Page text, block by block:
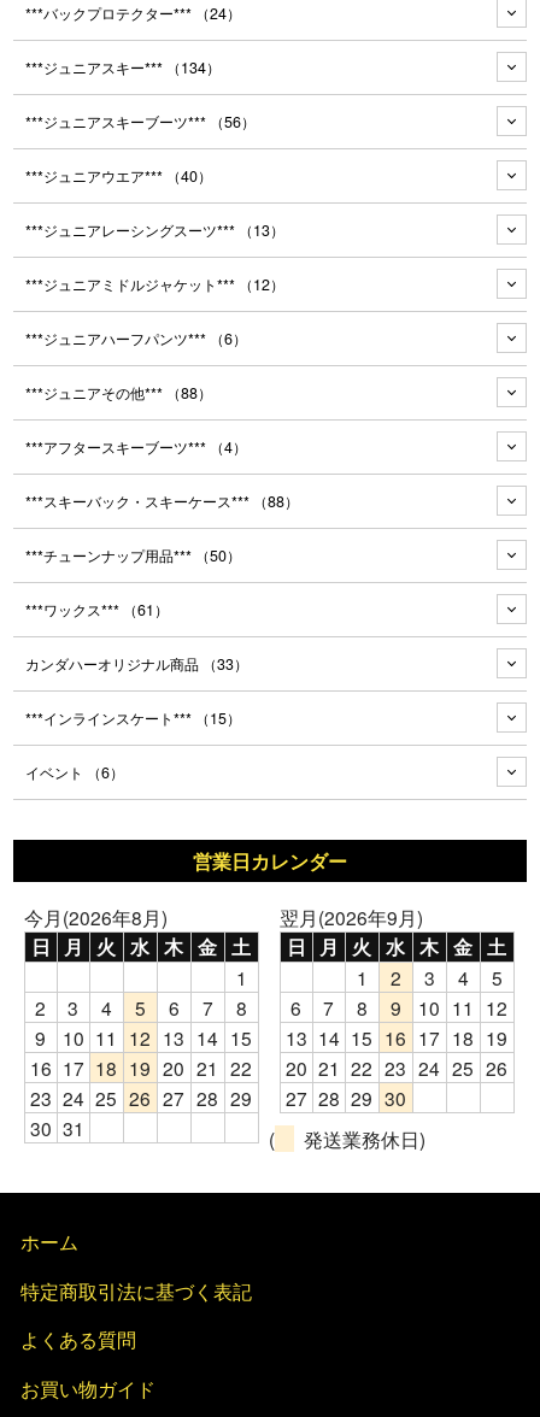
***バックプロテクター*** （24）
***ジュニアスキー*** （134）
***ジュニアスキーブーツ*** （56）
***ジュニアウエア*** （40）
***ジュニアレーシングスーツ*** （13）
***ジュニアミドルジャケット*** （12）
***ジュニアハーフパンツ*** （6）
***ジュニアその他*** （88）
***アフタースキーブーツ*** （4）
***スキーバック・スキーケース*** （88）
***チューンナップ用品*** （50）
***ワックス*** （61）
カンダハーオリジナル商品 （33）
***インラインスケート*** （15）
イベント （6）
営業日カレンダー
今月(2026年8月)
日 月 火 水 木 金 土
1
2
3 4 5 6 7
8
9
10 11 12 13 14 15
16 17 18 19 20 21 22
23 24 25 26 27 28 29
30 31
翌月(2026年9月)
日 月 火 水 木 金 土
1 2 3 4
5
6
7 8 9 10 11
12
13 14 15 16 17 18 19
20 21 22 23 24 25 26
27 28 29 30
(
発送業務休日)
ホーム
特定商取引法に基づく表記
よくある質問
お買い物ガイド